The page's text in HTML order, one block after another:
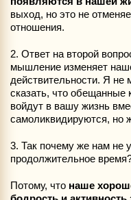
выход, но это не
отношения.
2. Ответ на второй
мышление изменяет
действительности. Я не
сказать, что обещанные
войдут в вашу жизнь
самоликвидируются, но
3. Так почему же нам не
продолжительное
Потому, что наше